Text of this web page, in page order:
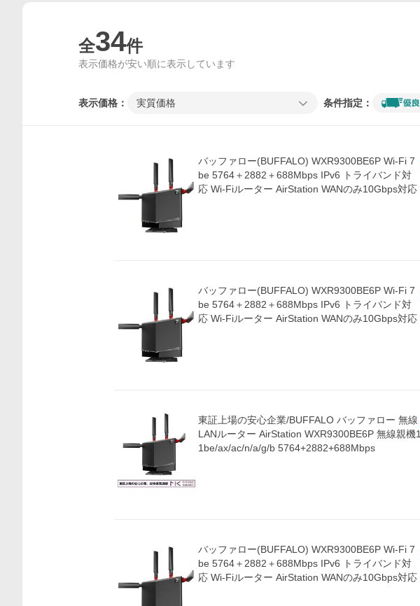
全34件
表示価格が安い順に表示しています
表示価格： 実質価格 条件指定：
バッファロー(BUFFALO) WXR9300BE6P Wi-Fi 7
be 5764＋2882＋688Mbps IPv6 トライバンド対
応 Wi-Fiルーター AirStation WANのみ10Gbps対応
バッファロー(BUFFALO) WXR9300BE6P Wi-Fi 7
be 5764＋2882＋688Mbps IPv6 トライバンド対
応 Wi-Fiルーター AirStation WANのみ10Gbps対応
東証上場の安心企業/BUFFALO バッファロー 無線
LANルーター AirStation WXR9300BE6P 無線親機1
1be/ax/ac/n/a/g/b 5764+2882+688Mbps
バッファロー(BUFFALO) WXR9300BE6P Wi-Fi 7
be 5764＋2882＋688Mbps IPv6 トライバンド対
応 Wi-Fiルーター AirStation WANのみ10Gbps対応